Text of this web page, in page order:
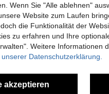
Wenn Sie "Alle ablehnen"
Website zum Laufen
die Funktionalität der
zu erfahren und Ihre
Weitere Informationen
Datenschutzerklärung.
akzeptieren